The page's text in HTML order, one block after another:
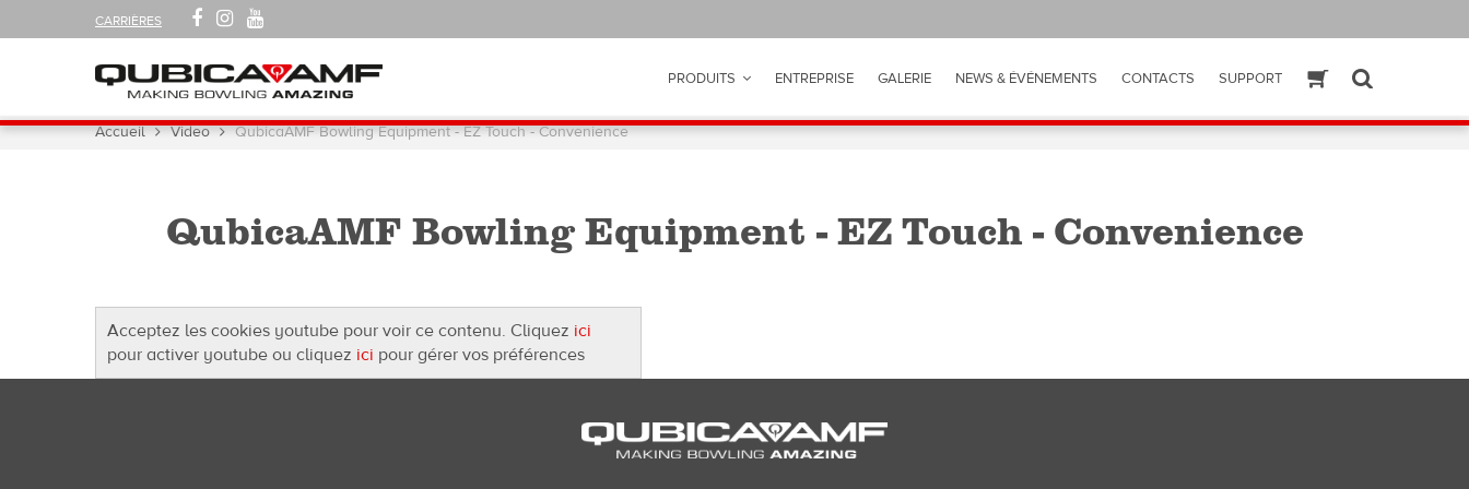
CARRIÈRES
SUIVEZ-
NOUS
FACEBOOKINSTAGRAM
Navigation PRODUITS ENTREPRISE GALERIE NEWS & ÉVÉNEMENTS CONTACTS SUPPORTESHOP
Vous
Accueil Video QubicaAMF Bowling Equipment - EZ Touch - Convenience
QubicaAMF Bowling Equipment - EZ Touch - Convenience
Acceptez les cookies youtube pour voir ce contenu. Cliquez ici
pour activer youtube ou cliquez ici pour gérer vos préférences